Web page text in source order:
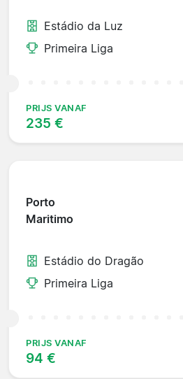
Estádio da Luz
Primeira Liga
PRIJS VANAF
235 €
Porto
Maritimo
Estádio do Dragão
Primeira Liga
PRIJS VANAF
94 €